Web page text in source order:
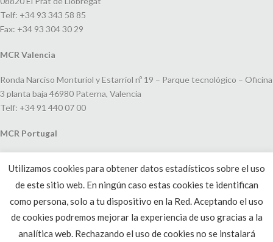
Telf: +34 93 343 58 85
Fax: +34 93 304 30 29
MCR Valencia
Ronda Narciso Monturiol y Estarriol nº 19 – Parque tecnológico – Oficina
3 planta baja 46980 Paterna, Valencia
Telf: +34 91 440 07 00
MCR Portugal
João V, 24
1250-091 Lisboa, Portugal
Telf: +351 220 993 033
Utilizamos cookies para obtener datos estadísticos sobre el uso
de este sitio web. En ningún caso estas cookies te identifican
como persona, solo a tu dispositivo en la Red. Aceptando el uso
de cookies podremos mejorar la experiencia de uso gracias a la
analítica web. Rechazando el uso de cookies no se instalará